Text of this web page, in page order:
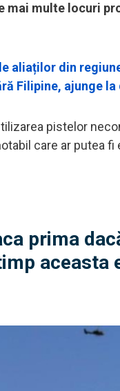
multe locuri
aliaților din
Filipine, ajunge la
pistelor
care ar putea fi
prima
aceasta